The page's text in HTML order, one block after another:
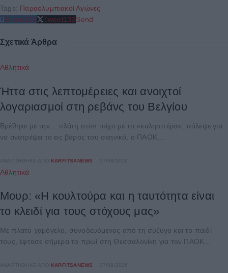
Tags: Παραολυμπιακοί Αγώνες
Share212 Tweet133Send
Σχετικά Άρθρα
Αθλητικά
Ήττα στις λεπτομέρειες και ανοιχτοί
λογαριασμοί στη ρεβάνς του Βελγίου
Βρέθηκε με την... πλάτη στον τοίχο με το «καλησπέρα», πάλεψε για
να ανατρέψει το εις βάρος του σκηνικό, ο ΠΑΟΚ,...
ΑΝΑΡΤΉΘΗΚΕ ΑΠΌ KARFITSANEWS
Αθλητικά
Μουρ: «Η κουλτούρα και η ταυτότητα είναι
το κλειδί για τους στόχους μας»
Με πλατύ χαμόγελο, συνοδευόμενος από τη σύζυγο και το παιδί
τους, έφτασε σήμερα το πρωί στη Θεσσαλονίκη για τον ΠΑΟΚ...
ΑΝΑΡΤΉΘΗΚΕ ΑΠΌ KARFITSANEWS